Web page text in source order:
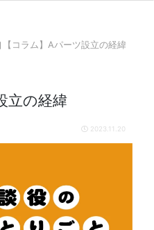
【コラム】Aパーツ設立の経緯
立の経緯
2023.11.20